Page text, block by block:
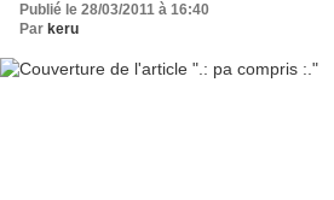
Publié le 28/03/2011 à 16:40
Par keru